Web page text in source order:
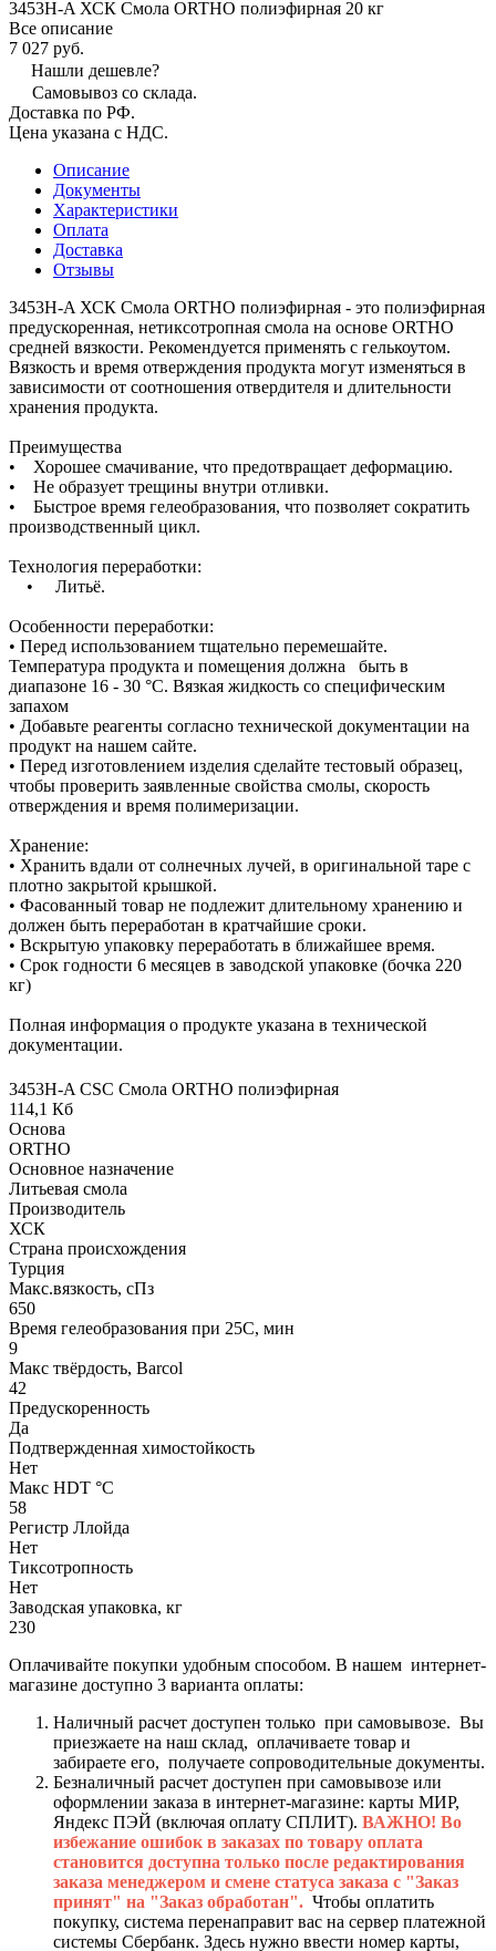
3453Н-A ХСК Смола ORTHO полиэфирная 20 кг
Все описание
7 027 руб.
Нашли дешевле?
Самовывоз со склада.
Доставка по РФ.
Цена указана с НДС.
Описание
Документы
Характеристики
Оплата
Доставка
Отзывы
3453Н-A ХСК Смола ORTHO полиэфирная - это полиэфирная
предускоренная, нетиксотропная смола на основе ORTHO
средней вязкости. Рекомендуется применять с гелькоутом.
Вязкость и время отверждения продукта могут изменяться в
зависимости от соотношения отвердителя и длительности
хранения продукта.
Преимущества
• Хорошее смачивание, что предотвращает деформацию.
• Не образует трещины внутри отливки.
• Быстрое время гелеобразования, что позволяет сократить
производственный цикл.
Технология переработки:
• Литьё.
Особенности переработки:
• Перед использованием тщательно перемешайте.
Температура продукта и помещения должна быть в
диапазоне 16 - 30 °C. Вязкая жидкость со специфическим
запахом
• Добавьте реагенты согласно технической документации на
продукт на нашем сайте.
• Перед изготовлением изделия сделайте тестовый образец,
чтобы проверить заявленные свойства смолы, скорость
отверждения и время полимеризации.
Хранение:
• Хранить вдали от солнечных лучей, в оригинальной таре с
плотно закрытой крышкой.
• Фасованный товар не подлежит длительному хранению и
должен быть переработан в кратчайшие сроки.
• Вскрытую упаковку переработать в ближайшее время.
• Срок годности 6 месяцев в заводской упаковке (бочка 220
кг)
Полная информация о продукте указана в технической
документации.
3453Н-A CSC Смола ORTHO полиэфирная
114,1 Кб
Основа
ORTHO
Основное назначение
Литьевая смола
Производитель
ХСК
Страна происхождения
Турция
Макс.вязкoсть, сПз
650
Время гелеобразования при 25С, мин
9
Макс твёрдость, Barcol
42
Предускоренность
Да
Подтвержденная химостойкость
Нет
Макс HDT °С
58
Регистр Ллойда
Нет
Тиксотропность
Нет
Заводская упаковка, кг
230
Оплачивайте покупки удобным способом. В нашем интернет-
магазине доступно 3 варианта оплаты:
Наличный расчет доступен только при самовывозе. Вы
приезжаете на наш склад, оплачиваете товар и
забираете его, получаете сопроводительные документы.
Безналичный расчет доступен при самовывозе или
оформлении заказа в интернет-магазине: карты МИР,
Яндекс ПЭЙ (включая оплату СПЛИТ). ВАЖНО! Во
избежание ошибок в заказах по товару оплата
становится доступна только после редактирования
заказа менеджером и смене статуса заказа с "Заказ
принят" на "Заказ обработан". Чтобы оплатить
покупку, система перенаправит вас на сервер платежной
системы Сбербанк. Здесь нужно ввести номер карты,